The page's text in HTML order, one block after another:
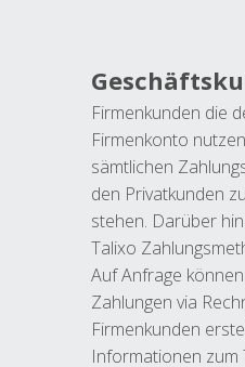
Firmenkunden die
Firmenkonto
sämtlichen
den Privatkunden
stehen. Darüber
Talixo
Auf Anfrage
Zahlungen via
Firmenkunden
Informationen zum